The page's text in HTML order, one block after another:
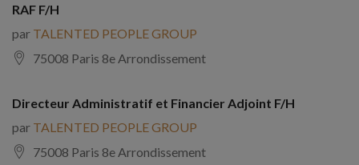
RAF F/H
par TALENTED PEOPLE GROUP
75008 Paris 8e Arrondissement
Directeur Administratif et Financier Adjoint F/H
par TALENTED PEOPLE GROUP
75008 Paris 8e Arrondissement